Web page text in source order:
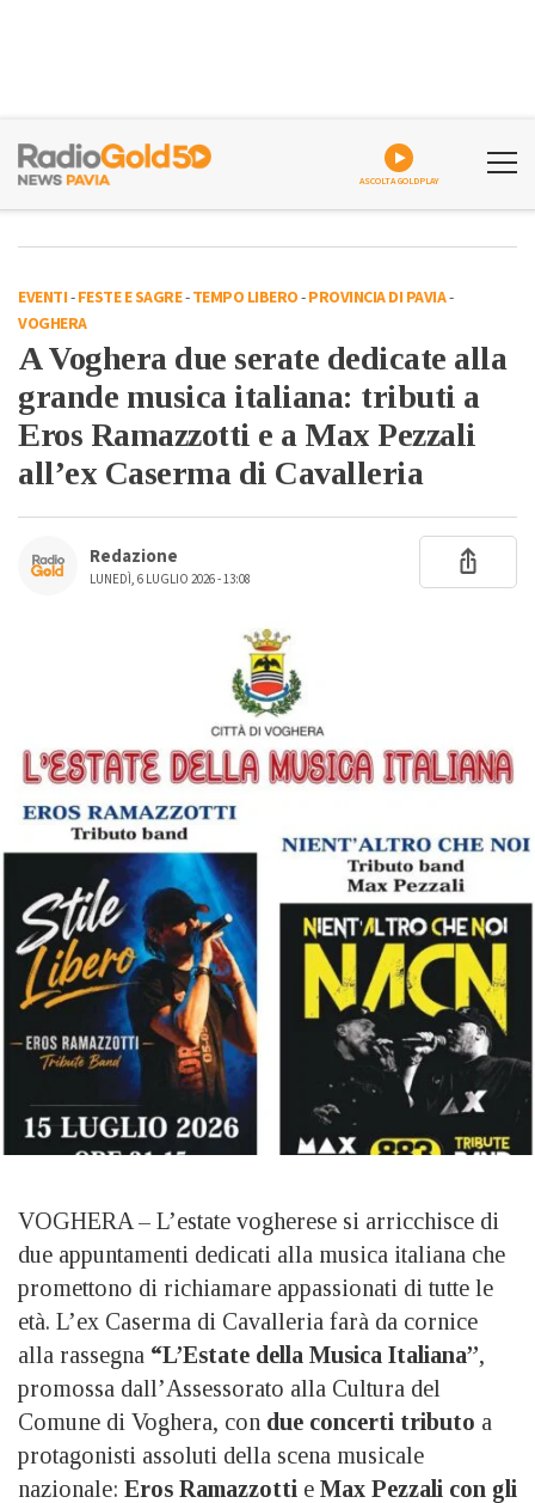
ASCOLTA GOLDPLAY
EVENTI-FESTE E SAGRE-TEMPO LIBERO-PROVINCIA DI PAVIA-
VOGHERA
A Voghera due serate dedicate alla
grande musica italiana: tributi a
Eros Ramazzotti e a Max Pezzali
all’ex Caserma di Cavalleria
Redazione
LUNEDÌ, 6 LUGLIO 2026 - 13:08
VOGHERA – L’estate vogherese si arricchisce di
due appuntamenti dedicati alla musica italiana che
promettono di richiamare appassionati di tutte le
età. L’ex Caserma di Cavalleria farà da cornice
alla rassegna “L’Estate della Musica Italiana”,
promossa dall’Assessorato alla Cultura del
Comune di Voghera, con due concerti tributo a
protagonisti assoluti della scena musicale
nazionale: Eros Ramazzotti e Max Pezzali con gli